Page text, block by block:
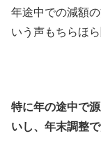
年途中での減額
いう声もちらほら
特に年の途中で
いし、年末調整